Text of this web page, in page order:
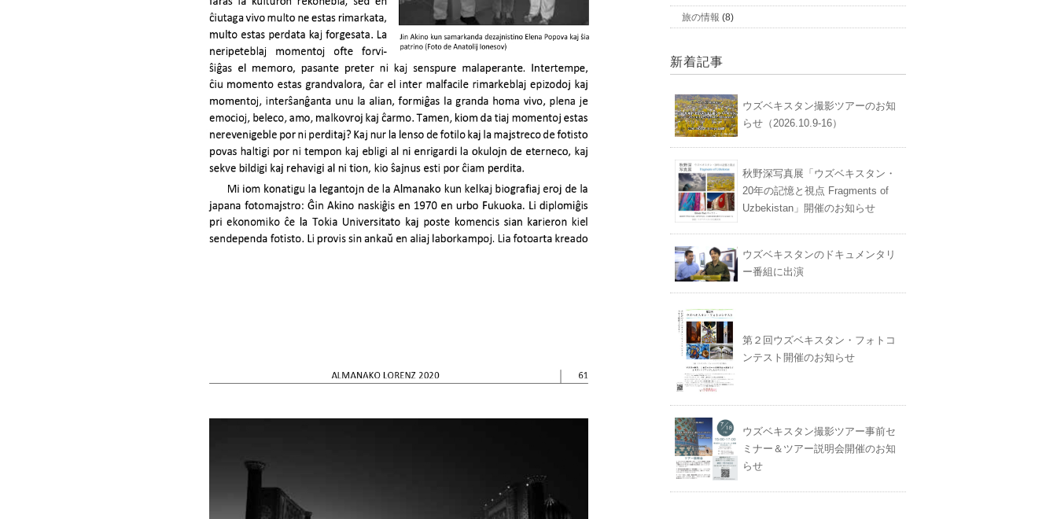
旅の情報 (8)
新着記事
ウズベキスタン撮影ツアーのお知
らせ（2026.10.9-16）
秋野深写真展「ウズベキスタン・
20年の記憶と視点 Fragments of
Uzbekistan」開催のお知らせ
ウズベキスタンのドキュメンタリ
ー番組に出演
第２回ウズベキスタン・フォトコ
ンテスト開催のお知らせ
ウズベキスタン撮影ツアー事前セ
ミナー＆ツアー説明会開催のお知
らせ